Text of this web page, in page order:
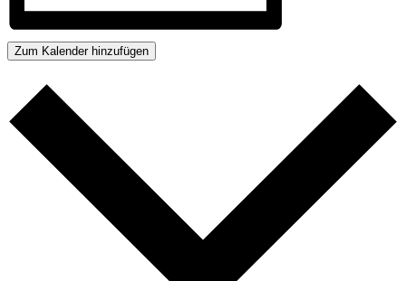
Zum Kalender hinzufügen